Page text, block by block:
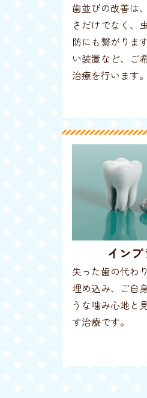
歯並びの改善は
さだけでなく、
防にも繋がりま
い装置など、ご
治療を行います。
インプ
失った歯の代わ
埋め込み、ご自
うな噛み心地と
す治療です。